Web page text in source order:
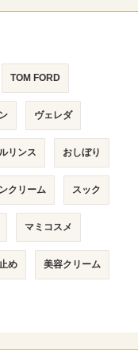
TOM FORD
ヴェレダ
リンス おしぼり
クリーム スック
マミコスメ
め 美容クリーム